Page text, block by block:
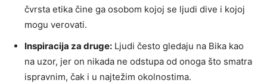
čvrsta etika čine ga osobom kojoj se ljudi dive i kojoj
mogu verovati.
Inspiracija za druge: Ljudi često gledaju na Bika kao
na uzor, jer on nikada ne odstupa od onoga što smatra
ispravnim, čak i u najtežim okolnostima.